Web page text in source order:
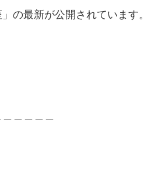
の最新が公開されています。